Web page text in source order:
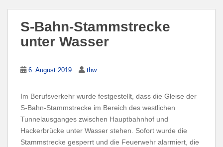
S-Bahn-Stammstrecke
unter Wasser
6. August 2019 thw
Im Berufsverkehr wurde festgestellt, dass die Gleise der
S-Bahn-Stammstrecke im Bereich des westlichen
Tunnelausganges zwischen Hauptbahnhof und
Hackerbrücke unter Wasser stehen. Sofort wurde die
Stammstrecke gesperrt und die Feuerwehr alarmiert, die